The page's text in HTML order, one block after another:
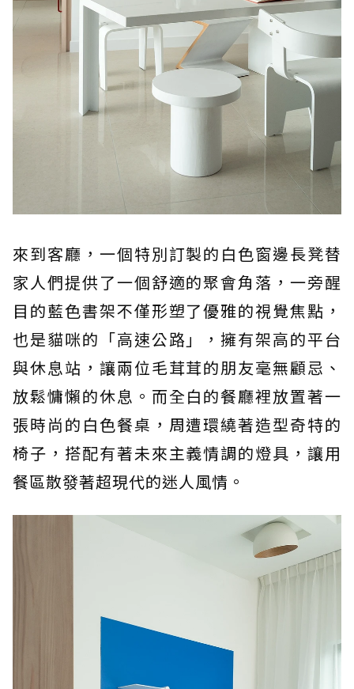
來到客廳，一個特別訂製的白色窗邊長凳替
家人們提供了一個舒適的聚會角落，一旁醒
目的藍色書架不僅形塑了優雅的視覺焦點，
也是貓咪的「高速公路」，擁有架高的平台
與休息站，讓兩位毛茸茸的朋友毫無顧忌、
放鬆慵懶的休息。而全白的餐廳裡放置著一
張時尚的白色餐桌，周遭環繞著造型奇特的
椅子，搭配有著未來主義情調的燈具，讓用
餐區散發著超現代的迷人風情。